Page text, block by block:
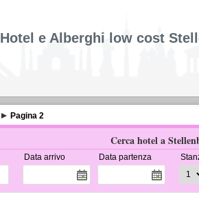
Hotel e Alberghi low cost
Pagina 2
Cerca hotel a
Data arrivo Data partenza